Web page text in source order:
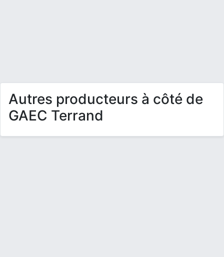
Autres producteurs à côté de
GAEC Terrand